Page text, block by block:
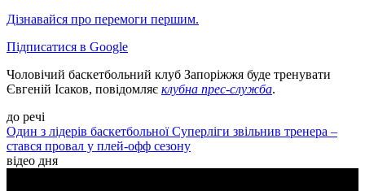
Дізнавайся про перемоги першим.
Підписатися в Google
Чоловічий баскетбольний клуб Запоріжжя буде тренувати
Євгеній Ісаков, повідомляє клубна прес-служба.
до речі
Один з лідерів баскетбольної Суперліги звільнив тренера –
стався провал у плей-офф сезону
відео дня